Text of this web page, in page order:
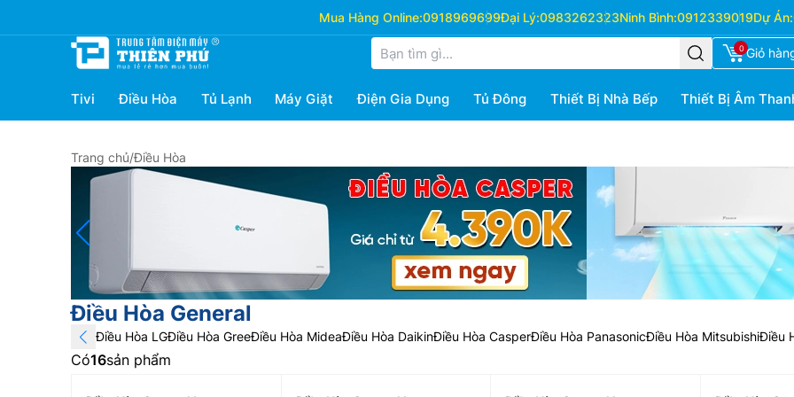
Mua Hàng Online:0918969699Đại Lý:0983262323Ninh Bình:0912339019Dự Án:
0 Giỏ
Tivi Điều Hòa Tủ Lạnh Máy Giặt Điện Gia Dụng Tủ Đông Thiết Bị Nhà Bếp Thiết Bị Âm
Trang chủ/Điều Hòa
Điều Hòa General
Điều Hòa LGĐiều Hòa GreeĐiều Hòa MideaĐiều Hòa DaikinĐiều Hòa CasperĐiều Hòa PanasonicĐiều Hòa MitsubishiĐiều
Có16sản phẩm